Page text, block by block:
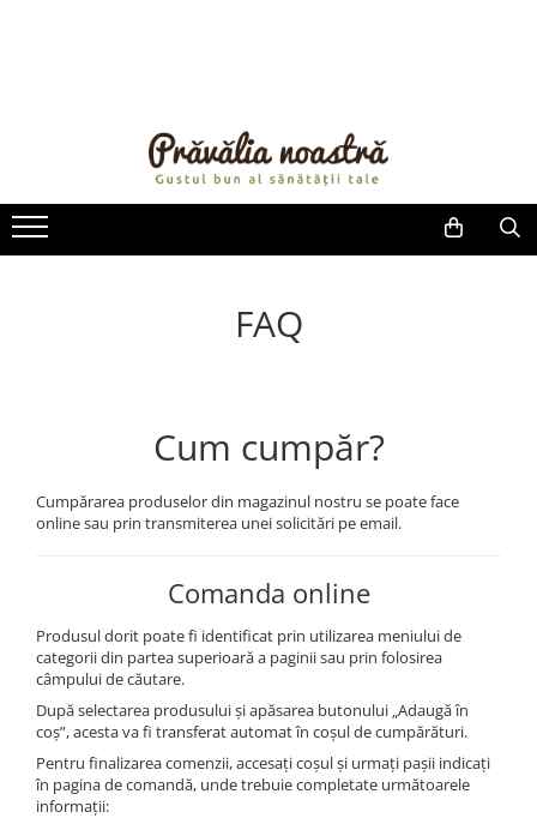
ULEIURI ȘI UNTURI
MĂSLINE
ÎNDULCITORI NATURALI / MIERE
FĂINĂ FĂRĂ GLUTEN
OREZ ȘI CEREALE
CEAIURI GRECEȘTI
CIOCOLATĂ ȘI CACAO
HEALTHY SNACKS
SUPERALIMENTE
LACTATE
BACANIE
FAQ
Cum cumpăr?
Cumpărarea produselor din magazinul nostru se poate face
online sau prin transmiterea unei solicitări pe email.
Comanda online
Produsul dorit poate fi identificat prin utilizarea meniului de
categorii din partea superioară a paginii sau prin folosirea
câmpului de căutare.
După selectarea produsului și apăsarea butonului „Adaugă în
coș”, acesta va fi transferat automat în coșul de cumpărături.
Pentru finalizarea comenzii, accesați coșul și urmați pașii indicați
în pagina de comandă, unde trebuie completate următoarele
informații: